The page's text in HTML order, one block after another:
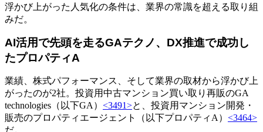
浮かび上がった人気化の条件は、業界の常識を超える取り組
みだ。
AI活用で先頭を走るGAテクノ、DX推進で成功し
たプロパティA
業績、株式パフォーマンス、そして業界の取材から浮かび上
がったのが2社。投資用中古マンション買い取り再販のGA
technologies（以下GA） <3491>と、投資用マンション開発・
販売のプロパティエージェント（以下プロパティA） <3464>
だ。